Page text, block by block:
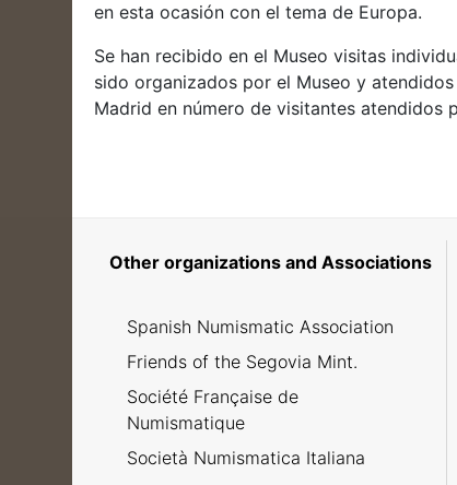
en esta ocasión con el tema de Europa.
Se han recibido en el Museo visitas
sido organizados por el Museo y
Madrid en número de visitantes atendidos
Other organizations and Associations
Spanish Numismatic Association
Friends of the Segovia Mint.
Société Française de
Numismatique
Società Numismatica Italiana